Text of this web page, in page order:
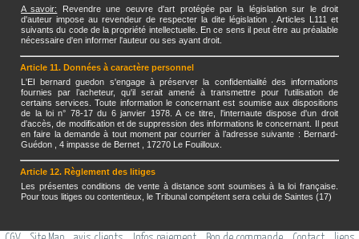
A savoir:
Revendre une oeuvre d'art protégée par la législation sur le droit
d'auteur impose au revendeur de respecter la dite législation . Articles L111 et
suivants du code de la propriété intellectuelle. En ce sens il peut être au préalable
nécessaire d'en informer l'auteur ou ses ayant droit.
Article 11. Données à caractère personnel
L'EI bernard guedon s'engage à préserver la confidentialité des informations
fournies par l’acheteur, qu'il serait amené à transmettre pour l'utilisation de
certains services. Toute information le concernant est soumise aux dispositions
de la loi n° 78-17 du 6 janvier 1978. A ce titre, l'internaute dispose d'un droit
d'accès, de modification et de suppression des informations le concernant. Il peut
en faire la demande à tout moment par courrier à l’adresse suivante : Bernard-
Guédon , 4 impasse de Bernet , 17270 Le Fouilloux.
Article 12. Règlement des litiges
Les présentes conditions de vente à distance sont soumises à la loi française.
Pour tous litiges ou contentieux, le Tribunal compétent sera celui de Saintes (17)